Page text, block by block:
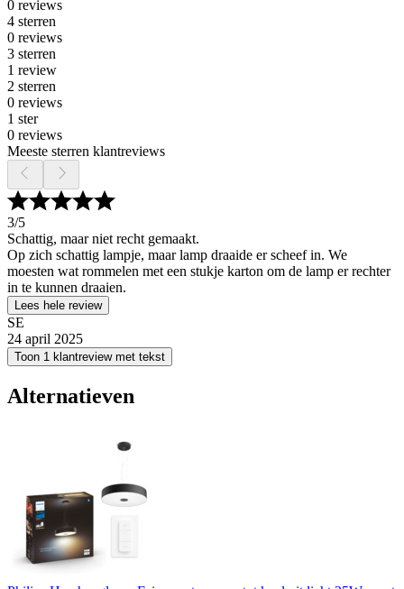
0 reviews
4 sterren
0 reviews
3 sterren
1 review
2 sterren
0 reviews
1 ster
0 reviews
Meeste sterren klantreviews
3/5
Schattig, maar niet recht gemaakt.
Op zich schattig lampje, maar lamp draaide er scheef in. We
moesten wat rommelen met een stukje karton om de lamp er rechter
in te kunnen draaien.
Lees hele review
SE
24 april 2025
Toon 1 klantreview met tekst
Alternatieven